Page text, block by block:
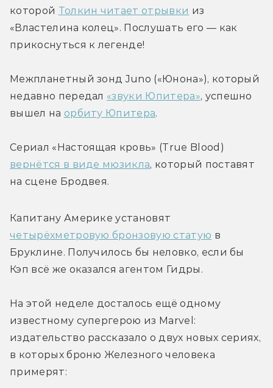
которой Толкин читает отрывки из
«Властелина колец». Послушать его — как
прикоснуться к легенде!
Межпланетный зонд Juno («Юнона»), который
недавно передал «звуки Юпитера», успешно
вышел на орбиту Юпитера.
вернётся в виде мюзикла, который поставят
на сцене Бродвея.
четырёхметровую бронзовую статую в
Бруклине. Получилось бы неловко, если бы
Кэп всё же оказался агентом Гидры.
На этой неделе досталось ещё одному
известному супергерою из Marvel:
издательство рассказало о двух новых сериях,
в которых броню Железного человека
примерят: